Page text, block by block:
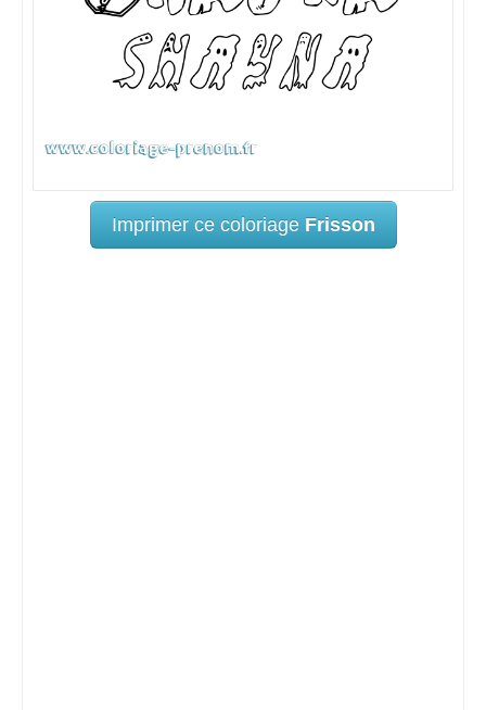
Imprimer ce coloriage Frisson